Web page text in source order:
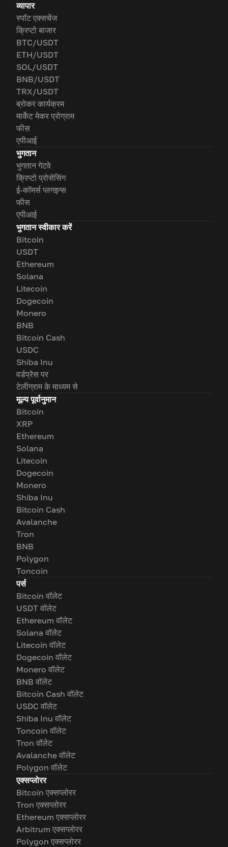
व्यापार
स्पॉट एक्सचेंज
क्रिप्टो बाजार
BTC/USDT
ETH/USDT
SOL/USDT
BNB/USDT
TRX/USDT
ब्रोकर कार्यक्रम
मार्केट मेकर प्रोग्राम
फीस
एपीआई
भुगतान
भुगतान गेटवे
क्रिप्टो प्रोसेसिंग
ई-कॉमर्स प्लगइन्स
फीस
एपीआई
भुगतान स्वीकार करें
Bitcoin
USDT
Ethereum
Solana
Litecoin
Dogecoin
Monero
BNB
Bitcoin Cash
USDC
Shiba Inu
वर्डप्रेस पर
टेलीग्राम के माध्यम से
मूल्य पूर्वानुमान
Bitcoin
XRP
Ethereum
Solana
Litecoin
Dogecoin
Monero
Shiba Inu
Bitcoin Cash
Avalanche
Tron
BNB
Polygon
Toncoin
पर्स
Bitcoin वॉलेट
USDT वॉलेट
Ethereum वॉलेट
Solana वॉलेट
Litecoin वॉलेट
Dogecoin वॉलेट
Monero वॉलेट
BNB वॉलेट
Bitcoin Cash वॉलेट
USDC वॉलेट
Shiba Inu वॉलेट
Toncoin वॉलेट
Tron वॉलेट
Avalanche वॉलेट
Polygon वॉलेट
एक्सप्लोरर
Bitcoin एक्सप्लोरर
Tron एक्सप्लोरर
Ethereum एक्सप्लोरर
Arbitrum एक्सप्लोरर
Polygon एक्सप्लोरर